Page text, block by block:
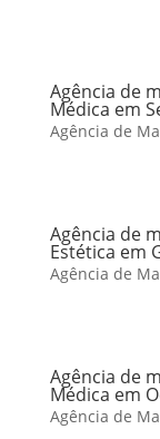
Agência de
Médica em
Agência de
Agência de
Estética em
Agência de
Agência de
Médica em
Agência de